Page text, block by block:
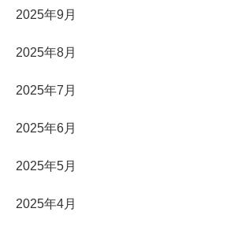
2025年9月
2025年8月
2025年7月
2025年6月
2025年5月
2025年4月